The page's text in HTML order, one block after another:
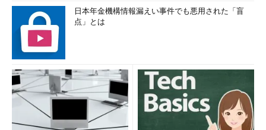
日本年金機構情報漏えい事件でも悪用された「盲
点」とは